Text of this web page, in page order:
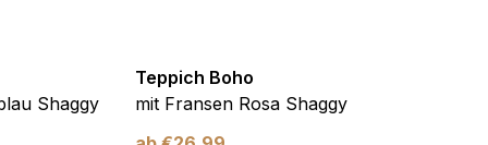
Shaggy
Teppich Boho
mit Fransen Rosa Shaggy